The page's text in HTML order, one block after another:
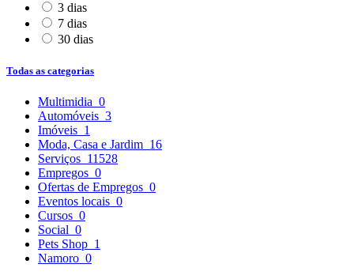
3 dias
7 dias
30 dias
Todas as categorias
Multimidia 0
Automóveis 3
Imóveis 1
Moda, Casa e Jardim 16
Serviços 11528
Empregos 0
Ofertas de Empregos 0
Eventos locais 0
Cursos 0
Social 0
Pets Shop 1
Namoro 0